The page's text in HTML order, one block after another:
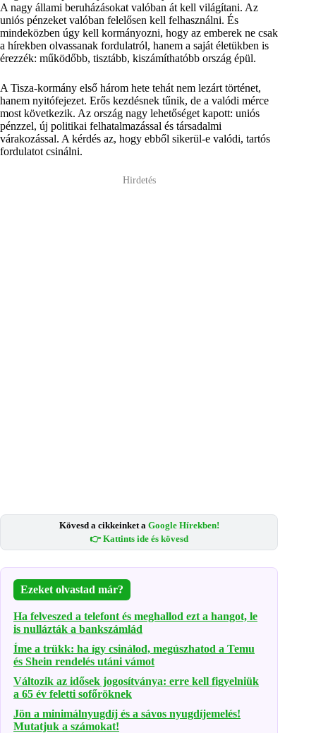
A nagy állami beruházásokat valóban át kell világítani. Az
uniós pénzeket valóban felelősen kell felhasználni. És
mindeközben úgy kell kormányozni, hogy az emberek ne csak
a hírekben olvassanak fordulatról, hanem a saját életükben is
érezzék: működőbb, tisztább, kiszámíthatóbb ország épül.
A Tisza-kormány első három hete tehát nem lezárt történet,
hanem nyitófejezet. Erős kezdésnek tűnik, de a valódi mérce
most következik. Az ország nagy lehetőséget kapott: uniós
pénzzel, új politikai felhatalmazással és társadalmi
várakozással. A kérdés az, hogy ebből sikerül-e valódi, tartós
fordulatot csinálni.
Hirdetés
Kövesd a cikkeinket a Google Hírekben!
👉 Kattints ide és kövesd
Ezeket olvastad már?
Ha felveszed a telefont és meghallod ezt a hangot, le
is nullázták a bankszámlád
Íme a trükk: ha így csinálod, megúszhatod a Temu
és Shein rendelés utáni vámot
Változik az idősek jogosítványa: erre kell figyelniük
a 65 év feletti sofőröknek
Jön a minimálnyugdíj és a sávos nyugdíjemelés!
Mutatjuk a számokat!